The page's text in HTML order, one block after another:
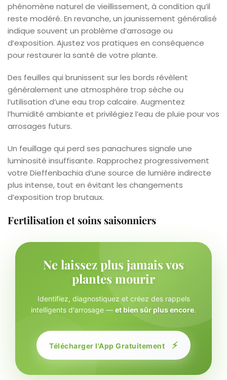
phénomène naturel de vieillissement, à condition qu’il
reste modéré. En revanche, un jaunissement généralisé
indique souvent un problème d’arrosage ou
d’exposition. Ajustez vos pratiques en conséquence
pour restaurer la santé de votre plante.
Des feuilles qui brunissent sur les bords révèlent
généralement une atmosphère trop sèche ou
l’utilisation d’une eau trop calcaire. Augmentez
l’humidité ambiante et privilégiez l’eau de pluie pour vos
arrosages futurs.
Un feuillage qui perd ses panachures signale une
luminosité insuffisante. Rapprochez progressivement
votre Dieffenbachia d’une source de lumière indirecte
plus intense, tout en évitant les changements
d’exposition trop brutaux.
Fertilisation et soins saisonniers
Ne laissez plus jamais vos
plantes mourir
Identifiez, diagnostiquez et créez des rappels
intelligents d'arrosage — et bien sûr plus encore.
Télécharger l'App Gratuitement ⚡